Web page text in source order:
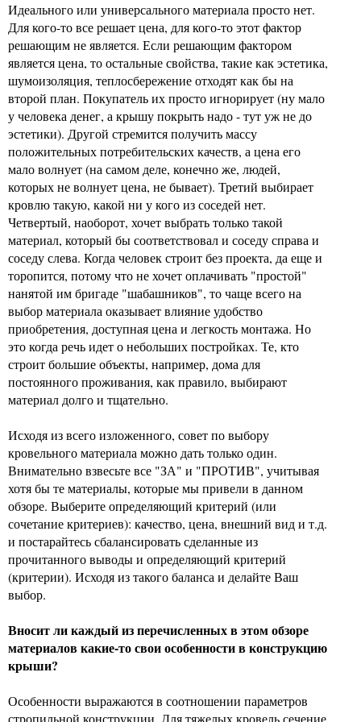
Идеального или универсального материала просто нет.
Для кого-то все решает цена, для кого-то этот фактор
решающим не является. Если решающим фактором
является цена, то остальные свойства, такие как эстетика,
шумоизоляция, теплосбережение отходят как бы на
второй план. Покупатель их просто игнорирует (ну мало
у человека денег, а крышу покрыть надо - тут уж не до
эстетики). Другой стремится получить массу
положительных потребительских качеств, а цена его
мало волнует (на самом деле, конечно же, людей,
которых не волнует цена, не бывает). Третий выбирает
кровлю такую, какой ни у кого из соседей нет.
Четвертый, наоборот, хочет выбрать только такой
материал, который бы соответствовал и соседу справа и
соседу слева. Когда человек строит без проекта, да еще и
торопится, потому что не хочет оплачивать "простой"
нанятой им бригаде "шабашников", то чаще всего на
выбор материала оказывает влияние удобство
приобретения, доступная цена и легкость монтажа. Но
это когда речь идет о небольших постройках. Те, кто
строит большие объекты, например, дома для
постоянного проживания, как правило, выбирают
материал долго и тщательно.
Исходя из всего изложенного, совет по выбору
кровельного материала можно дать только один.
Внимательно взвесьте все "ЗА" и "ПРОТИВ", учитывая
хотя бы те материалы, которые мы привели в данном
обзоре. Выберите определяющий критерий (или
сочетание критериев): качество, цена, внешний вид и т.д.
и постарайтесь сбалансировать сделанные из
прочитанного выводы и определяющий критерий
(критерии). Исходя из такого баланса и делайте Ваш
выбор.
Вносит ли каждый из перечисленных в этом обзоре
материалов какие-то свои особенности в конструкцию
крыши?
Особенности выражаются в соотношении параметров
стропильной конструкции. Для тяжелых кровель сечение